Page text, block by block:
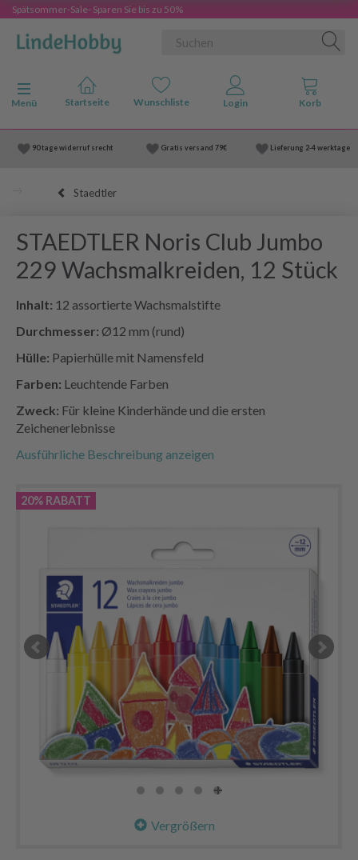
Spätsommer-Sale- Sparen Sie bis zu 50%
Anzeige ändern
Menü
90 tage widerruf srecht Gratis versand 79€ Lieferung 2-4 werktage
Staedtler
STAEDTLER Noris Club Jumbo
229 Wachsmalkreiden, 12 Stück
Inhalt: 12 assortierte Wachsmalstifte
Durchmesser: Ø12 mm (rund)
Hülle: Papierhülle mit Namensfeld
Farben: Leuchtende Farben
Zweck: Für kleine Kinderhände und die ersten
Zeichenerlebnisse
Ausführliche Beschreibung anzeigen
20% RABATT
Vergrößern